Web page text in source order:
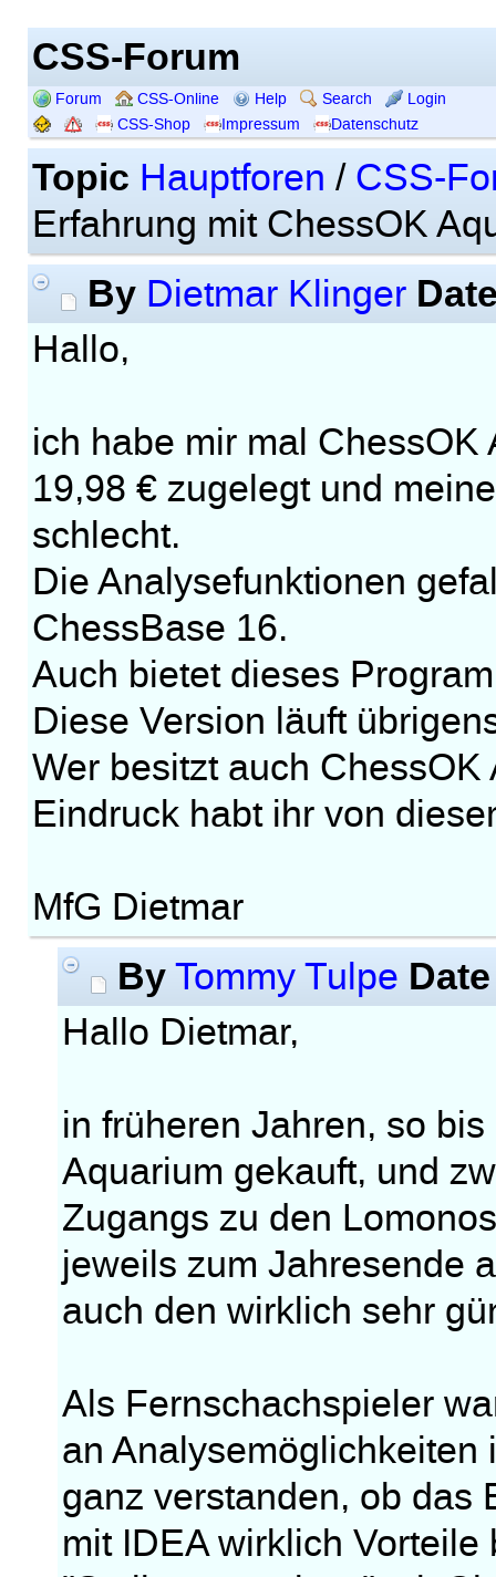
CSS-Forum
Forum CSS-Online Help Search
Login
CSS-Shop
Impressum Datenschutz
Topic Hauptforen / CSS-
Erfahrung mit ChessOK
By Dietmar Klinger
Hallo,
ich habe mir mal
19,98 € zugelegt und
schlecht.
Die Analysefunktionen
ChessBase 16.
Auch bietet dieses
Diese Version läuft
Wer besitzt auch
Eindruck habt ihr von
MfG Dietmar
By Tommy Tulpe Date
Hallo Dietmar,
in früheren Jahren, so
Aquarium gekauft, und
Zugangs zu den
jeweils zum Jahresende
auch den wirklich sehr
Als Fernschachspieler
an
ganz verstanden, ob das
mit IDEA wirklich